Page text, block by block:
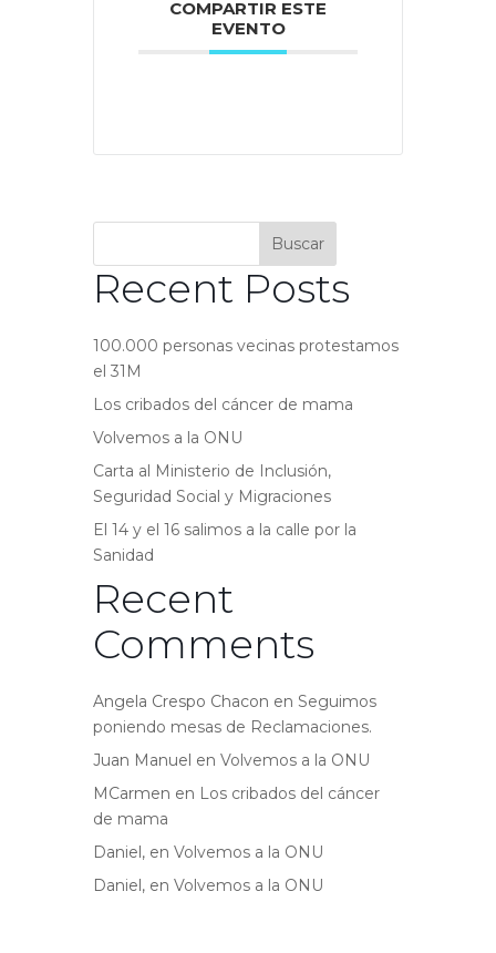
COMPARTIR ESTE
EVENTO
Buscar
Recent Posts
100.000 personas vecinas protestamos
el 31M
Los cribados del cáncer de mama
Volvemos a la ONU
Carta al Ministerio de Inclusión,
Seguridad Social y Migraciones
El 14 y el 16 salimos a la calle por la
Sanidad
Recent
Comments
Angela Crespo Chacon en Seguimos
poniendo mesas de Reclamaciones.
Juan Manuel en Volvemos a la ONU
MCarmen en Los cribados del cáncer
de mama
Daniel, en Volvemos a la ONU
Daniel, en Volvemos a la ONU